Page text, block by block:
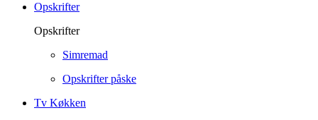
Opskrifter
Opskrifter
Simremad
Opskrifter påske
Tv Køkken